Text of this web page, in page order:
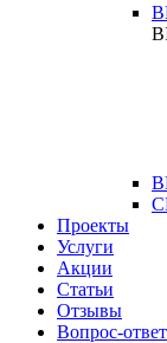
Проекты
Услуги
Акции
Статьи
Отзывы
Вопрос-ответ